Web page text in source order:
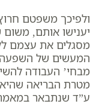
ולפיכך משפטם
יענישו אותם, משום
מסגלים את עצמם
המעשים של השפעה
מבחי’ העבודה
מטרת הבריאה שהיא
ע”ד שנתבאר במאמר